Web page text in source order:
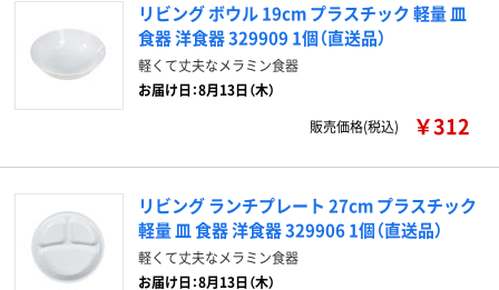
リビング ボウル 19cm プラスチック 軽量 皿
食器 洋食器 329909 1個（直送品）
軽くて丈夫なメラミン食器
お届け日：8月13日（木）
販売価格(税込)
￥312
リビング ランチプレート 27cm プラスチック
軽量 皿 食器 洋食器 329906 1個（直送品）
軽くて丈夫なメラミン食器
お届け日：8月13日（木）